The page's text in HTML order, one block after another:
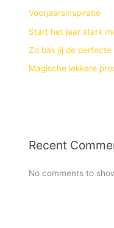
Voorjaarsinspiratie
Start het jaar sterk
Zo bak jij de perfecte
Magische lekkere
Recent
No comments to